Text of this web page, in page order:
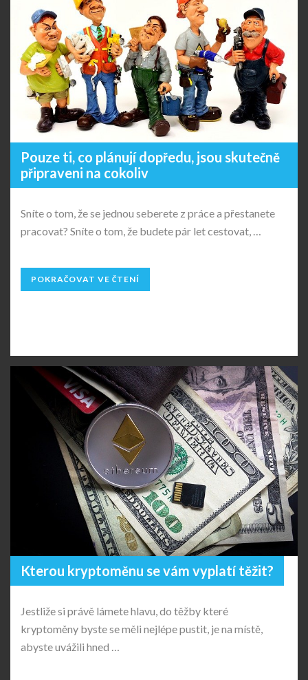
Pouze ti, co plánují dopředu, jsou skutečně
připraveni na cokoliv
Sníte o tom, že se jednou seberete z práce a přestanete
pracovat? Sníte o tom, že budete pár let cestovat, …
POKRAČOVAT VE ČTENÍ
Kterou kryptoměnu se vám vyplatí těžit?
Jestliže si právě lámete hlavu, do těžby které
kryptoměny byste se měli nejlépe pustit, je na místě,
abyste uvážili hned …